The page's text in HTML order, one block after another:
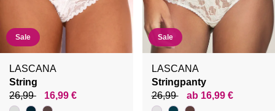
Sale
LASCANA
String
26,99
16,99 €
Sale
LASCANA
Stringpanty
26,99
ab 16,99 €